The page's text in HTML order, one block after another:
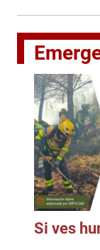
Si ves